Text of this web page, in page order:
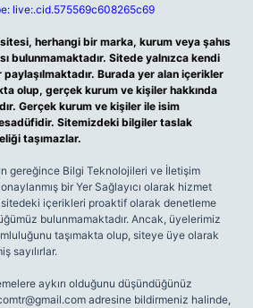
live:.cid.575569c608265c69
herhangi bir marka, kurum veya şahıs
bulunmamaktadır. Sitede yalnızca kendi
paylaşılmaktadır. Burada yer alan içerikler
olup, gerçek kurum ve kişiler hakkında
Gerçek kurum ve kişiler ile isim
Sitemizdeki bilgiler taslak
taşımazlar.
gereğince Bilgi Teknolojileri ve İletişim
bir Yer Sağlayıcı olarak hizmet
içerikleri proaktif olarak denetleme
bulunmamaktadır. Ancak, üyelerimiz
taşımakta olup, siteye üye olarak
sayılırlar.
aykırı olduğunu düşündüğünüz
adresine bildirmeniz halinde,